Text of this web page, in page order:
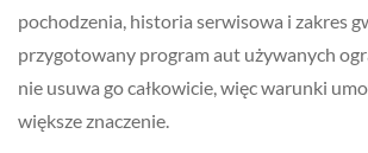
pochodzenia, historia serwisowa i zakres
przygotowany program aut używanych
nie usuwa go całkowicie, więc warunki
większe znaczenie.